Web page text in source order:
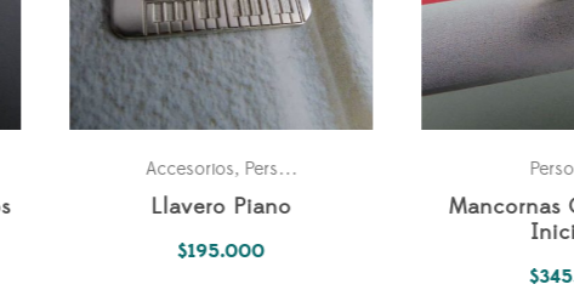
Personales
Mancornas Con Borde e
Fechas especiales,
Llavero Escudo del
Romano